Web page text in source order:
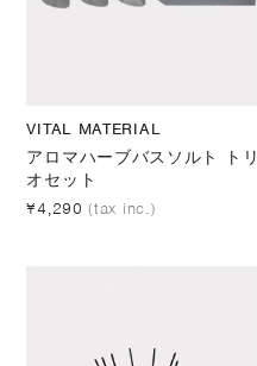
VITAL MATERIAL
アロマハーブバスソルト トリ
オセット
¥4,290 (tax inc.)